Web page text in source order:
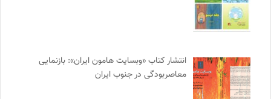
انتشار کتاب «وبسایت هامون ایران»: بازنمایی
معاصربودگی در جنوب ایران